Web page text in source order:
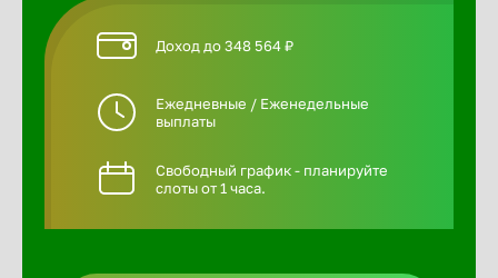
Доход до 348 564 ₽
Ежедневные / Еженедельные
выплаты
Свободный график - планируйте
слоты от 1 часа.